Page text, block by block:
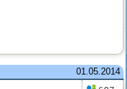
01.05.2014